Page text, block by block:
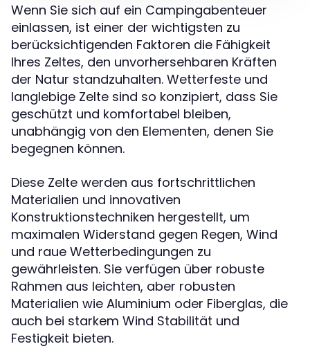
Wenn Sie sich auf ein Campingabenteuer
einlassen, ist einer der wichtigsten zu
berücksichtigenden Faktoren die Fähigkeit
Ihres Zeltes, den unvorhersehbaren Kräften
der Natur standzuhalten. Wetterfeste und
langlebige Zelte sind so konzipiert, dass Sie
geschützt und komfortabel bleiben,
unabhängig von den Elementen, denen Sie
begegnen können.
Diese Zelte werden aus fortschrittlichen
Materialien und innovativen
Konstruktionstechniken hergestellt, um
maximalen Widerstand gegen Regen, Wind
und raue Wetterbedingungen zu
gewährleisten. Sie verfügen über robuste
Rahmen aus leichten, aber robusten
Materialien wie Aluminium oder Fiberglas, die
auch bei starkem Wind Stabilität und
Festigkeit bieten.